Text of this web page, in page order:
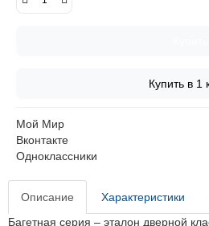
Купить в 1
Мой Мир
Вконтакте
Одноклассники
Описание Характеристики
Багетная серия – эталон дверной